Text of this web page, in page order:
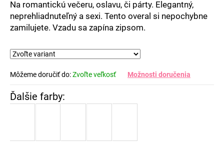
5
hviezdičiek.
Na romantickú večeru, oslavu, či párty. Elegantný,
neprehliadnuteľný a sexi. Tento overal si nepochybne
zamilujete. Vzadu sa zapína zipsom.
Môžeme doručiť do:Zvoľte veľkosť Možnosti doručenia